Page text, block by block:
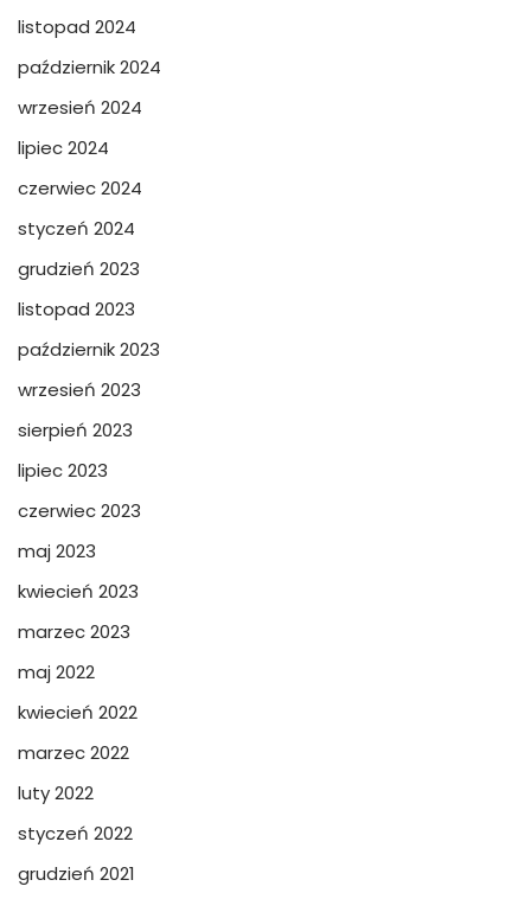
listopad 2024
październik 2024
wrzesień 2024
lipiec 2024
czerwiec 2024
styczeń 2024
grudzień 2023
listopad 2023
październik 2023
wrzesień 2023
sierpień 2023
lipiec 2023
czerwiec 2023
maj 2023
kwiecień 2023
marzec 2023
maj 2022
kwiecień 2022
marzec 2022
luty 2022
styczeń 2022
grudzień 2021